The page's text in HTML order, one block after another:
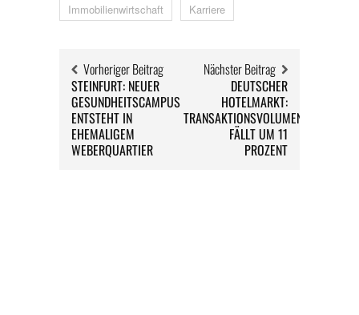
Immobilienwirtschaft Karriere
Vorheriger Beitrag
STEINFURT: NEUER
GESUNDHEITSCAMPUS
ENTSTEHT IN
EHEMALIGEM
WEBERQUARTIER
Nächster Beitrag
DEUTSCHER
HOTELMARKT:
TRANSAKTIONSVOLUMEN
FÄLLT UM 11
PROZENT